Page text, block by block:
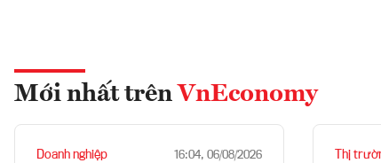
Mới nhất trên VnEconomy
Doanh nghiệp 16:04, 06/08/2026 Thị